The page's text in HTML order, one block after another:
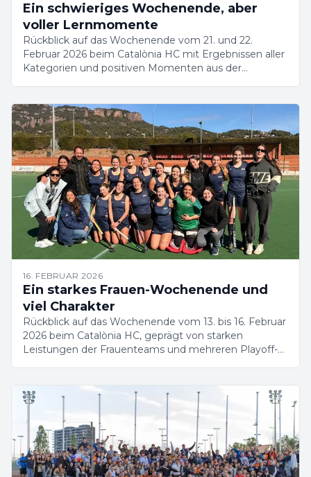
Ein schwieriges Wochenende, aber
voller Lernmomente
Rückblick auf das Wochenende vom 21. und 22.
Februar 2026 beim Catalònia HC mit Ergebnissen aller
Kategorien und positiven Momenten aus der
16. FEBRUAR 2026
Ein starkes Frauen-Wochenende und
viel Charakter
Rückblick auf das Wochenende vom 13. bis 16. Februar
2026 beim Catalònia HC, geprägt von starken
Leistungen der Frauenteams und mehreren Playoff-